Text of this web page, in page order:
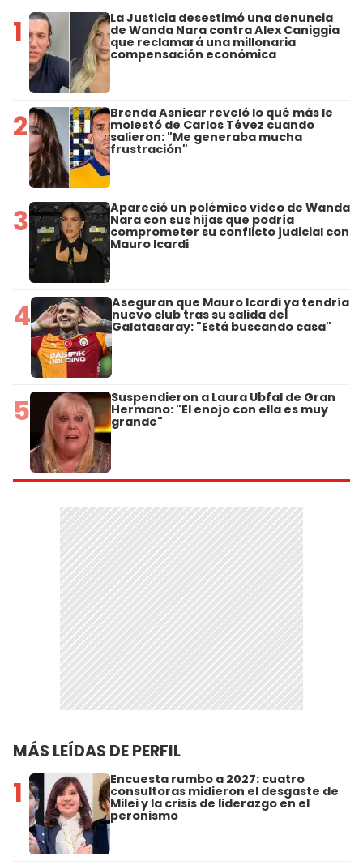
1 La Justicia desestimó una denuncia
de Wanda Nara contra Alex Caniggia
que reclamará una millonaria
compensación económica
2 Brenda Asnicar reveló lo qué más le
molestó de Carlos Tévez cuando
salieron: "Me generaba mucha
frustración"
3 Apareció un polémico video de Wanda
Nara con sus hijas que podría
comprometer su conflicto judicial con
Mauro Icardi
4 Aseguran que Mauro Icardi ya tendría
nuevo club tras su salida del
Galatasaray: "Está buscando casa"
5 Suspendieron a Laura Ubfal de Gran
Hermano: "El enojo con ella es muy
grande"
MÁS LEÍDAS DE PERFIL
1 Encuesta rumbo a 2027: cuatro
consultoras midieron el desgaste de
Milei y la crisis de liderazgo en el
peronismo